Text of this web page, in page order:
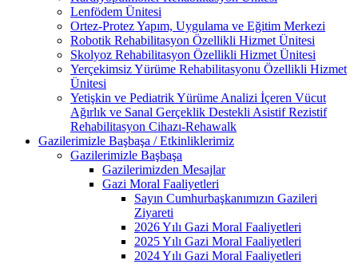
Lenfödem Ünitesi
Ortez-Protez Yapım, Uygulama ve Eğitim Merkezi
Robotik Rehabilitasyon Özellikli Hizmet Ünitesi
Skolyoz Rehabilitasyon Özellikli Hizmet Ünitesi
Yerçekimsiz Yürüme Rehabilitasyonu Özellikli Hizmet
Ünitesi
Yetişkin ve Pediatrik Yürüme Analizi İçeren Vücut
Ağırlık ve Sanal Gerçeklik Destekli Asistif Rezistif
Rehabilitasyon Cihazı-Rehawalk
Gazilerimizle Başbaşa / Etkinliklerimiz
Gazilerimizle Başbaşa
Gazilerimizden Mesajlar
Gazi Moral Faaliyetleri
Sayın Cumhurbaşkanımızın Gazileri
Ziyareti
2026 Yılı Gazi Moral Faaliyetleri
2025 Yılı Gazi Moral Faaliyetleri
2024 Yılı Gazi Moral Faaliyetleri